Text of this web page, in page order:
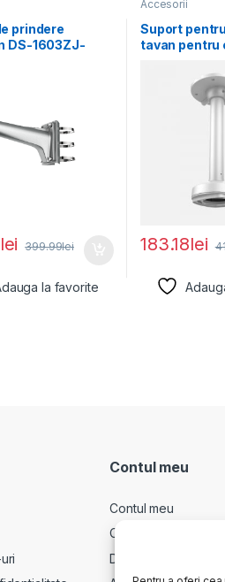
prindere
DS-1603ZJ-
lei 399.99lei
la favorite
Accesorii
Suport
tavan pentru
183.18lei
Contul meu
Contul meu
Comenzi
Descarcari